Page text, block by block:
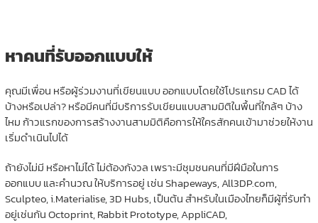
หาคนที่รับออกแบบให้
คุณมีเพื่อน หรือผู้ร่วมงานที่เขียนแบบ ออกแบบโดยใช้โปรแกรม CAD ได้
บ้างหรือเปล่า? หรือมีคนที่มีบริการรับเขียนแบบสามมิติในพื้นที่ใกล้ๆ บ้าง
ไหม ก้าวแรกของการสร้างงานสามมิติคือการให้ใครสักคนเข้ามาช่วยให้งาน
เริ่มดำเนินไปได้
ถ้ายังไม่มี หรือหาไม่ได้ ไม่ต้องกังวล เพราะมีชุมชนคนที่มีฝีมือในการ
ออกแบบ และคำนวณ ให้บริการอยู่ เช่น Shapeways, All3DP.com,
Sculpteo, i.Materialise, 3D Hubs, เป็นต้น สำหรับในเมืองไทยก็มีผู้ที่รับทำ
อยู่เช่นกัน Octoprint, Rabbit Prototype, AppliCAD,